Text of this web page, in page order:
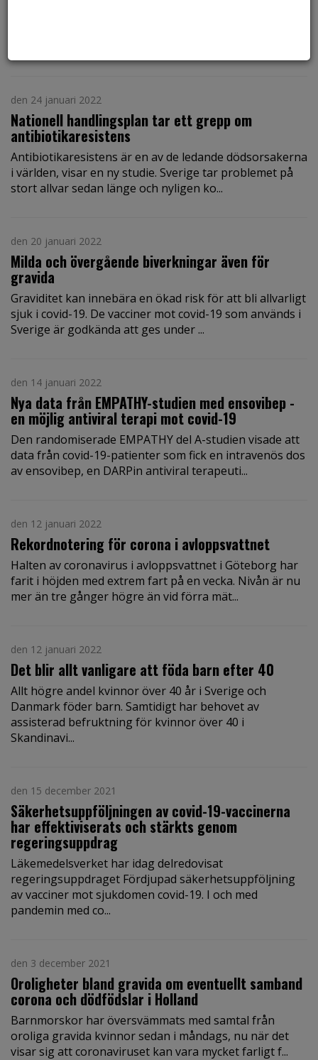
den 24 januari 2022
Nationell handlingsplan tar ett grepp om
antibiotikaresistens
Antibiotikaresistens är en av de ledande dödsorsakerna
i världen, visar en ny studie. Sverige tar problemet på
stort allvar sedan länge och nyligen ko...
den 20 januari 2022
Milda och övergående biverkningar även för
gravida
Graviditet kan innebära en ökad risk för att bli allvarligt
sjuk i covid-19. De vacciner mot covid-19 som används i
Sverige är godkända att ges under ...
den 14 januari 2022
Nya data från EMPATHY-studien med ensovibep -
en möjlig antiviral terapi mot covid-19
Den randomiserade EMPATHY del A-studien visade att
data från covid-19-patienter som fick en intravenös dos
av ensovibep, en DARPin antiviral terapeuti...
den 12 januari 2022
Rekordnotering för corona i avloppsvattnet
Halten av coronavirus i avloppsvattnet i Göteborg har
farit i höjden med extrem fart på en vecka. Nivån är nu
mer än tre gånger högre än vid förra mät...
den 12 januari 2022
Det blir allt vanligare att föda barn efter 40
Allt högre andel kvinnor över 40 år i Sverige och
Danmark föder barn. Samtidigt har behovet av
assisterad befruktning för kvinnor över 40 i
Skandinavi...
den 15 december 2021
Säkerhetsuppföljningen av covid-19-vaccinerna
har effektiviserats och stärkts genom
regeringsuppdrag
Läkemedelsverket har idag delredovisat
regeringsuppdraget Fördjupad säkerhetsuppföljning
av vacciner mot sjukdomen covid-19. I och med
pandemin med co...
den 3 december 2021
Oroligheter bland gravida om eventuellt samband
corona och dödfödslar i Holland
Barnmorskor har översvämmats med samtal från
oroliga gravida kvinnor sedan i måndags, nu när det
visar sig att coronaviruset kan vara mycket farligt f...